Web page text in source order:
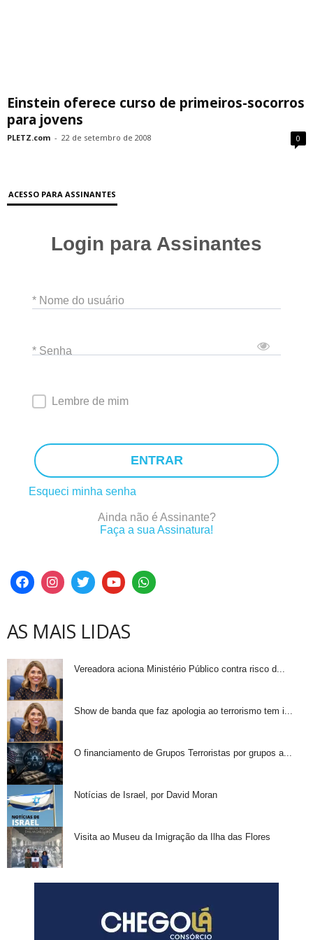
Einstein oferece curso de primeiros-socorros
para jovens
PLETZ.com - 22 de setembro de 2008 0
ACESSO PARA ASSINANTES
Login para Assinantes
* Nome do usuário
* Senha
Lembre de mim
ENTRAR
Esqueci minha senha
Ainda não é Assinante?
Faça a sua Assinatura!
AS MAIS LIDAS
Vereadora aciona Ministério Público contra risco d...
Show de banda que faz apologia ao terrorismo tem i...
O financiamento de Grupos Terroristas por grupos a...
Notícias de Israel, por David Moran
Visita ao Museu da Imigração da Ilha das Flores